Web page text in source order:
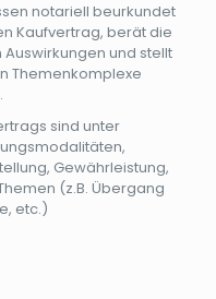
notariell beurkundet
Kaufvertrag, berät die
und stellt
Themenkomplexe
sind unter
Gewährleistung,
(z.B. Übergang
etc.)